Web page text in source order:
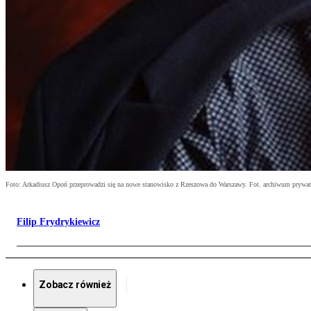
Foto: Arkadiusz Opoń przeprowadzi się na nowe stanowisko z Rzeszowa do Warszawy. Fot. archiwum
Filip Frydrykiewicz
Zobacz również